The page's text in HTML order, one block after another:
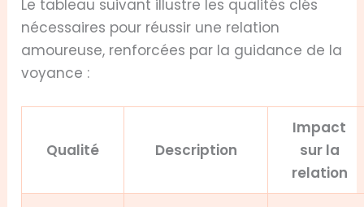
Le tableau suivant illustre les qualités clés
nécessaires pour réussir une relation
amoureuse, renforcées par la guidance de la
voyance :
Qualité Description
Impact
sur la
relation